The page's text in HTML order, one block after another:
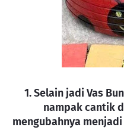
1. Selain jadi Vas
nampak cantik
mengubahnya